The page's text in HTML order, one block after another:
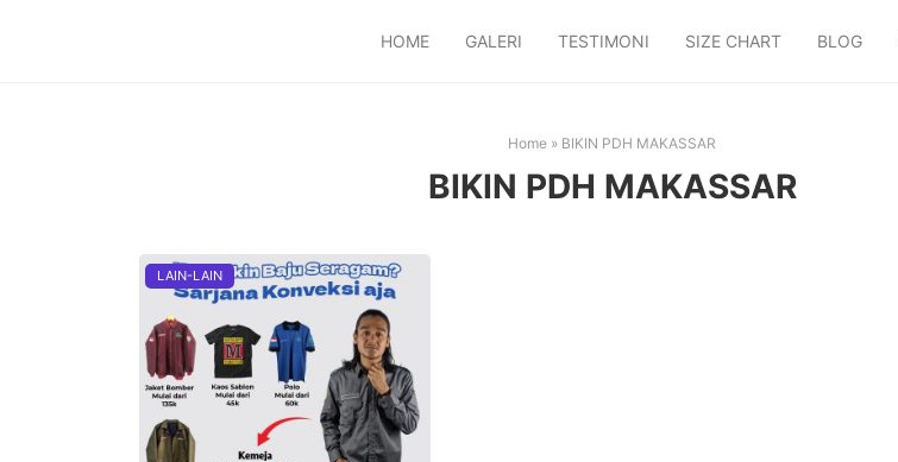
HOME GALERI TESTIMONI SIZE CHART BLOG
Home » BIKIN PDH MAKASSAR
BIKIN PDH MAKASSAR
LAIN-LAIN